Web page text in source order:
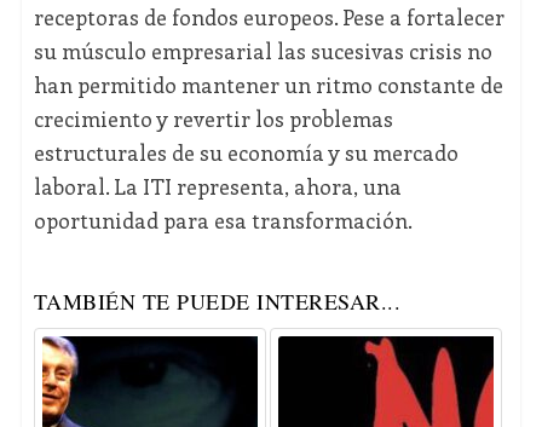
receptoras de fondos europeos. Pese a fortalecer
su músculo empresarial las sucesivas crisis no
han permitido mantener un ritmo constante de
crecimiento y revertir los problemas
estructurales de su economía y su mercado
laboral. La ITI representa, ahora, una
oportunidad para esa transformación.
TAMBIÉN TE PUEDE INTERESAR...